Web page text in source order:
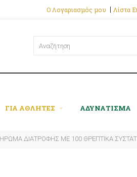
Ο Λογαριασμός μου Λίστα
ΓΙΑ ΑΘΛΗΤΕΣ ΑΔΥΝΑΤΙΣΜΑ
ΔΙΑΤΡΟΦΗΣ ΜΕ 100 ΘΡΕΠΤΙΚΑ